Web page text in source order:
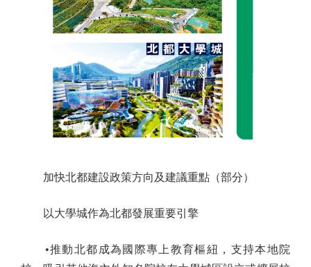
加快北都建設政策方向及建議重點（部分）
以大學城作為北都發展重要引擎
•推動北都成為國際專上教育樞紐，支持本地院